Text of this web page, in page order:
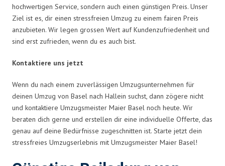
hochwertigen Service, sondern auch einen günstigen Preis. Unser
Ziel ist es, dir einen stressfreien Umzug zu einem fairen Preis
anzubieten. Wir legen grossen Wert auf Kundenzufriedenheit und
sind erst zufrieden, wenn du es auch bist.
Kontaktiere uns jetzt
Wenn du nach einem zuverlässigen Umzugsunternehmen für
deinen Umzug von Basel nach Hallein suchst, dann zögere nicht
und kontaktiere Umzugsmeister Maier Basel noch heute. Wir
beraten dich gerne und erstellen dir eine individuelle Offerte, das
genau auf deine Bedürfnisse zugeschnitten ist. Starte jetzt dein
stressfreies Umzugserlebnis mit Umzugsmeister Maier Basel!